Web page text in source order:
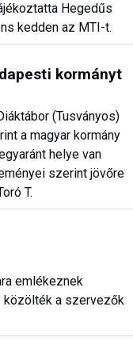
Hegedűs
kedden az MTI-t.
kormányt
(Tusványos)
a magyar kormány
helye van
szerint jövőre
T.
emlékeznek
közölték a szervezők